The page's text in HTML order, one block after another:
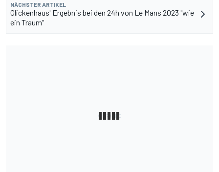
NÄCHSTER ARTIKEL
Glickenhaus' Ergebnis bei den 24h von Le Mans 2023 "wie
ein Traum"